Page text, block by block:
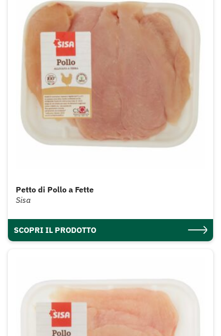
Petto di Pollo a Fette
Sisa
SCOPRI IL PRODOTTO